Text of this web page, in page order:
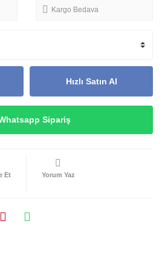
Kargo Bedava
Hızlı Satın Al
Sipariş
Et Yorum Yaz